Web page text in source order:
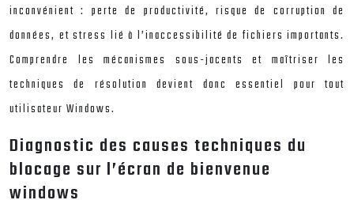
inconvénient : perte de productivité, risque de corruption de
données, et stress lié à l’inaccessibilité de fichiers importants.
Comprendre les mécanismes sous-jacents et maîtriser les
techniques de résolution devient donc essentiel pour tout
utilisateur Windows.
Diagnostic des causes techniques du
blocage sur l’écran de bienvenue
windows